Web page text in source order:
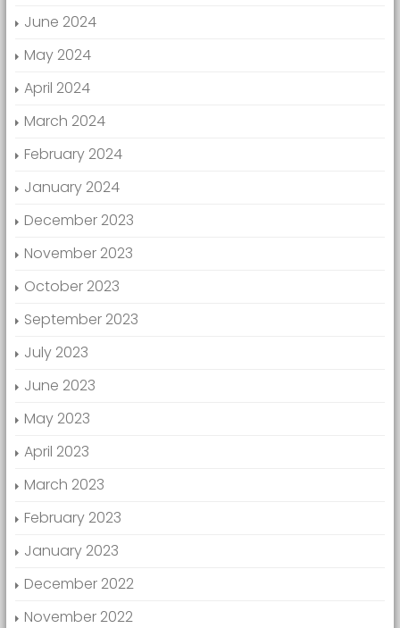
June 2024
May 2024
April 2024
March 2024
February 2024
January 2024
December 2023
November 2023
October 2023
September 2023
July 2023
June 2023
May 2023
April 2023
March 2023
February 2023
January 2023
December 2022
November 2022